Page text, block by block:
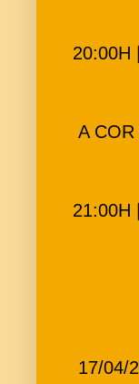
20:00H
A
21:00H
17/04/